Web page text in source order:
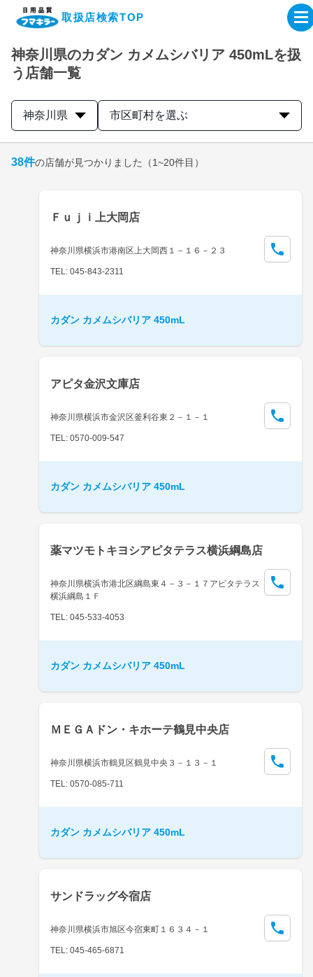
取扱店検索TOP
企業・IR情報サイト
製品情報サイト
取扱店検索はこちら
神奈川県のカダン カメムシバリア 450mLを扱
う店舗一覧
神奈川県 市区町村を選ぶ
38件の店舗が見つかりました （1~20件目）
Ｆｕｊｉ上大岡店
神奈川県横浜市港南区上大岡西１－１６－２３
TEL: 045-843-2311
カダン カメムシバリア 450mL
アピタ金沢文庫店
神奈川県横浜市金沢区釜利谷東２－１－１
TEL: 0570-009-547
カダン カメムシバリア 450mL
薬マツモトキヨシアピタテラス横浜綱島店
神奈川県横浜市港北区綱島東４－３－１７アピタテラス
横浜綱島１Ｆ
TEL: 045-533-4053
カダン カメムシバリア 450mL
ＭＥＧＡドン・キホーテ鶴見中央店
神奈川県横浜市鶴見区鶴見中央３－１３－１
TEL: 0570-085-711
カダン カメムシバリア 450mL
サンドラッグ今宿店
神奈川県横浜市旭区今宿東町１６３４－１
TEL: 045-465-6871